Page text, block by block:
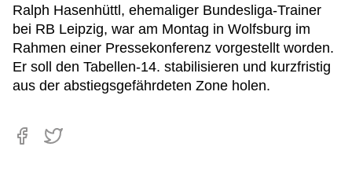
Ralph Hasenhüttl, ehemaliger Bundesliga-Trainer
bei RB Leipzig, war am Montag in Wolfsburg im
Rahmen einer Pressekonferenz vorgestellt worden.
Er soll den Tabellen-14. stabilisieren und kurzfristig
aus der abstiegsgefährdeten Zone holen.